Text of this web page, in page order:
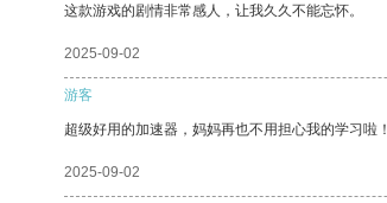
这款游戏的剧情非常感人，让我久久不能忘怀。
2025-09-02
游客
超级好用的加速器，妈妈再也不用担心我的学习啦！
2025-09-02